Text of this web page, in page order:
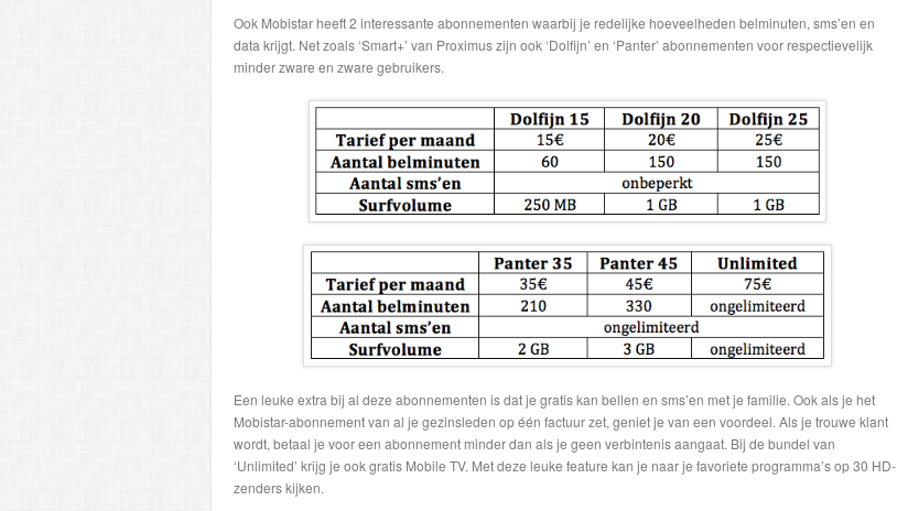
Ook Mobistar heeft 2 interessante abonnementen waarbij je redelijke hoeveelheden belminuten, sms’en en
data krijgt. Net zoals ‘Smart+’ van Proximus zijn ook ‘Dolfijn’ en ‘Panter’ abonnementen voor respectievelijk
minder zware en zware gebruikers.
Een leuke extra bij al deze abonnementen is dat je gratis kan bellen en sms’en met je familie. Ook als je het
Mobistar-abonnement van al je gezinsleden op één factuur zet, geniet je van een voordeel. Als je trouwe klant
wordt, betaal je voor een abonnement minder dan als je geen verbintenis aangaat. Bij de bundel van
‘Unlimited’ krijg je ook gratis Mobile TV. Met deze leuke feature kan je naar je favoriete programma’s op 30 HD-
zenders kijken.